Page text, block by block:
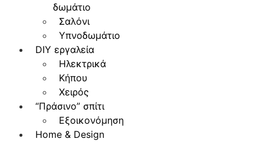
δωμάτιο
Σαλόνι
Υπνοδωμάτιο
DIY εργαλεία
Ηλεκτρικά
Κήπου
Χειρός
“Πράσινο” σπίτι
Εξοικονόμηση
Home & Design